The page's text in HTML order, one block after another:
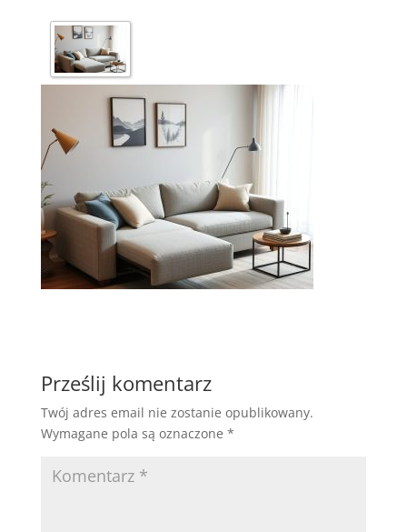
Prześlij komentarz
Twój adres email nie zostanie opublikowany.
Wymagane pola są oznaczone *